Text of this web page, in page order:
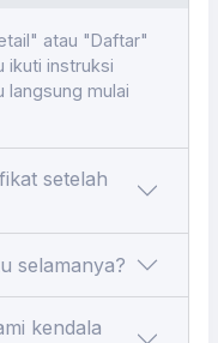
atau "Daftar"
ikuti instruksi
langsung mulai
setelah
selamanya?
kendala